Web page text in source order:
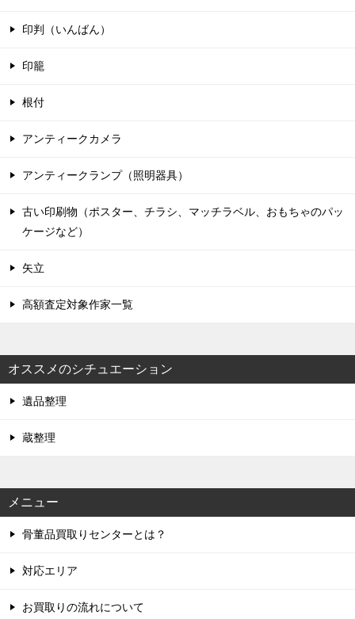
印判（いんばん）
印籠
根付
アンティークカメラ
アンティークランプ（照明器具）
古い印刷物（ポスター、チラシ、マッチラベル、おもちゃのパッ
ケージなど）
矢立
高額査定対象作家一覧
オススメのシチュエーション
遺品整理
蔵整理
メニュー
骨董品買取りセンターとは？
対応エリア
お買取りの流れについて